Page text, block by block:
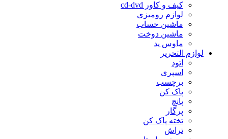
کیف و کاور cd-dvd
لوازم رومیزی
ماشین حساب
ماشین دوخت
ماوس پد
لوازم التحریر
اتود
اسپری
برچسب
پاک کن
پانچ
پرگار
تخته پاک کن
تراش